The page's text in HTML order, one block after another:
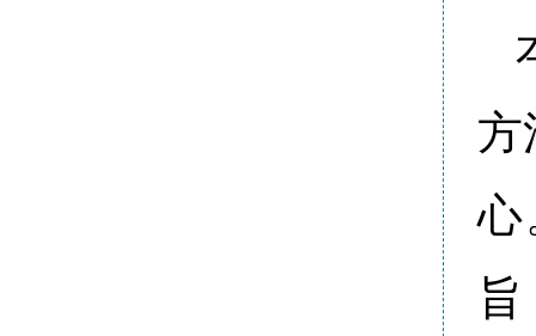
方
心